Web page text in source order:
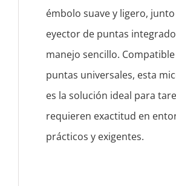
émbolo suave y ligero,
eyector de puntas
manejo sencillo.
puntas universales, esta
es la solución ideal para
requieren exactitud en
prácticos y exigentes.